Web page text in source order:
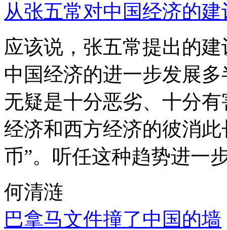
从张五常对中国经济的
应该说，张五常提出的
中国经济的进一步发展
无疑是十分恶劣、十分
经济和西方经济的彼消
币”。听任这种趋势进一
何清涟
巴拿马文件撞了中国的墙